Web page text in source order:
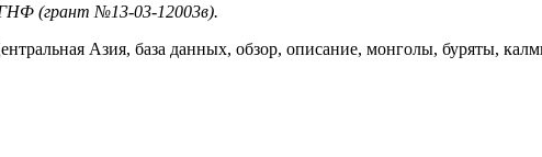
(грант №13-03-12003в).
Азия, база данных, обзор, описание, монголы, буряты,